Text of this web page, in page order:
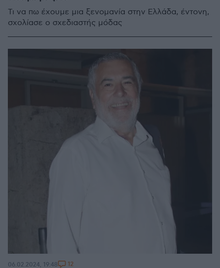
Τι να πω έχουμε μια ξενομανία στην Ελλάδα, έντονη,
σχολίασε ο σχεδιαστής μόδας
06.02.2024, 19:48 12